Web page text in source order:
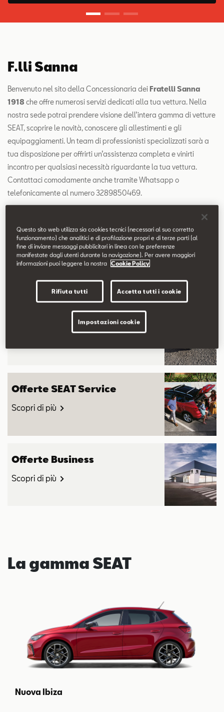
Contatti
F.lli Sanna
Benvenuto nel sito della Concessionaria deiFratelli Sanna
1918 che offre numerosi servizi dedicati alla tua vettura. Nella
nostra sede potrai prendere visione dell’intera gamma di vetture
SEAT, scoprire le novità, conoscere gli allestimenti e gli
equipaggiamenti. Un team di professionisti specializzati sarà a
tua disposizione per offrirti un’assistenza completa e vinirti
incontro per qualsiasi necessità riguardante la tua vettura.
Contattaci comodamente anche tramite Whatsapp o
telefonicamente al numero 3289850469.
Scopri di più su Concessionaria F.lli Sanna.
Offerte SEAT Service
Scopri di più
Offerte Business
Scopri di più
La gamma SEAT
Nuova Ibiza
Questo sito web utilizza sia cookies tecnici (necessari al suo corretto
funzionamento) che analitici e di profilazione propri e di terze parti (al
fine di inviare messaggi pubblicitari in linea con le preferenze
manifestate dagli utenti durante la navigazione). Per avere maggiori
informazioni puoi leggere la nostra
Cookie Policy
Rifiuta tutti Accetta tutti i cookie
Impostazioni cookie